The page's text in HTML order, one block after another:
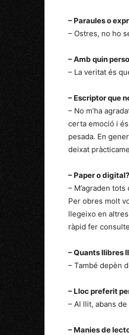
– Paraules o
– Ostres, no ho
–Amb quin
– La veritat és
– Escriptor que
– No m’ha
certa emoció i
pesada. En
deixat
– Paper o digital?
– M’agraden
Per obres molt
llegeixo en
ràpid fer
– Quants llibres
– També depèn
– Lloc preferit
– Al llit, abans de
– Manies de